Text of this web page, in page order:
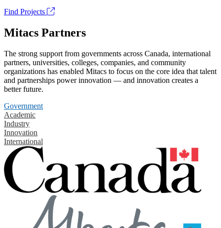
Find Projects
Mitacs Partners
The strong support from governments across Canada, international
partners, universities, colleges, companies, and community
organizations has enabled Mitacs to focus on the core idea that talent
and partnerships power innovation — and innovation creates a
better future.
Government
Academic
Industry
Innovation
International